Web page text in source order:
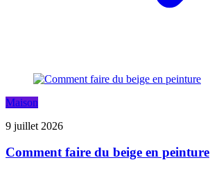
Maison
9 juillet 2026
Comment faire du beige en peinture